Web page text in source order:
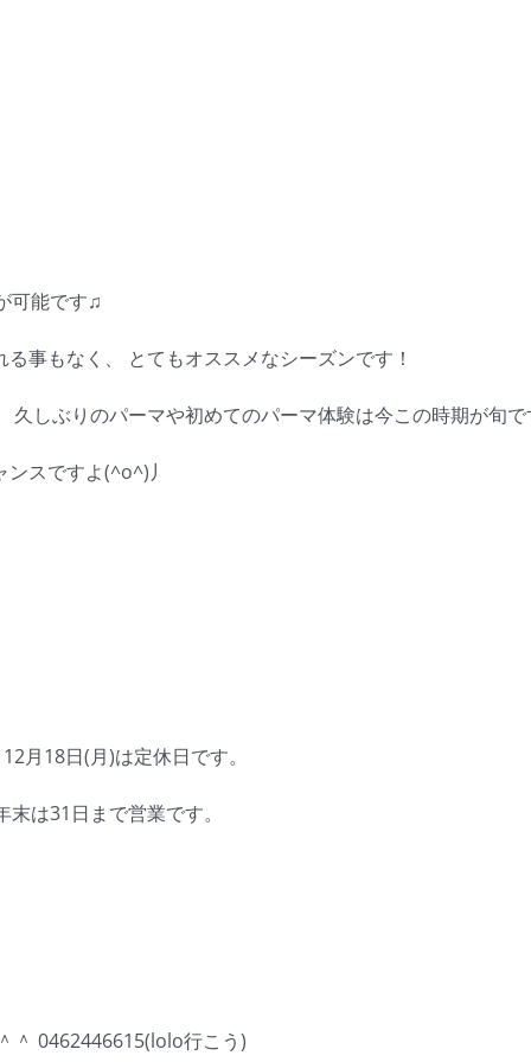
可能です♫
事もなく、 とてもオススメなシーズンです！
しぶりのパーマや初めてのパーマ体験は今この時期が旬
スですよ(^o^)丿
月18日(月)は定休日です。
は31日まで営業です。
＾ 0462446615(lolo行こう)